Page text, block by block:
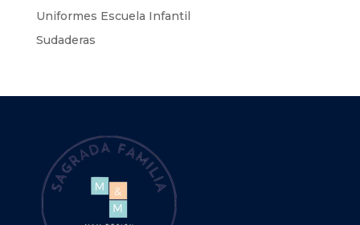
Uniformes Escuela Infantil
Sudaderas